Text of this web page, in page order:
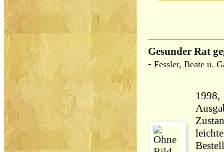
Gesunder Rat
- Fessler, Beate u.
1998,